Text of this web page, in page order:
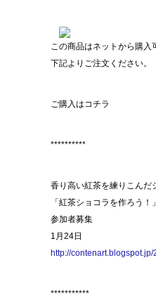
この商品はネットから購入
下記よりご注文ください。
ご購入はコチラ
**********
香り高い紅茶を練りこんだ
「紅茶ショコラを作ろう！」
参加者募集
1月24日
http://contenart.blogspot.jp/
***********